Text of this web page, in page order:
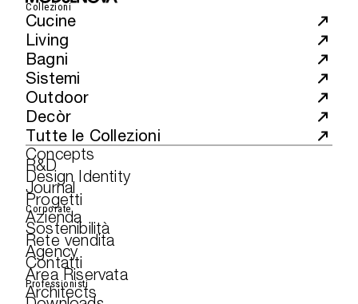
Collezioni
Cucine
Living
Bagni
Sistemi
Outdoor
Decòr
Tutte le Collezioni
Concepts
R&D
Design Identity
Journal
Progetti
Corporate
Azienda
Sostenibilità
Rete vendita
Agency
Contatti
Area Riservata
Professionisti
Architects